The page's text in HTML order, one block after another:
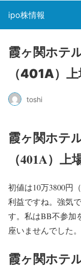
ipo株情報
霞ヶ関ホテ
（401A）
toshi
霞ヶ関ホテ
（401A）
初値は10万3800円
利益ですね。強気
す。私はBB不参加
座いませんでした。
霞ヶ関ホテ